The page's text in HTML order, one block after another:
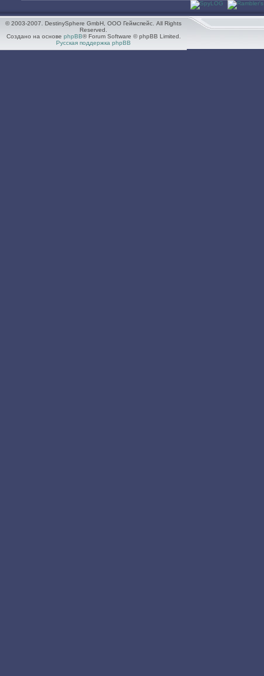
© 2003-2007. DestinySphere GmbH, ООО Геймспейс. All Rights
Reserved.
Создано на основе phpBB® Forum Software © phpBB Limited.
Русская поддержка phpBB